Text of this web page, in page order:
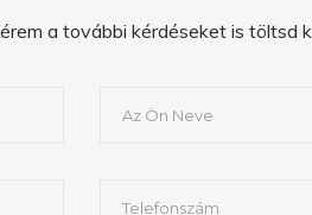
a további kérdéseket is töltsd